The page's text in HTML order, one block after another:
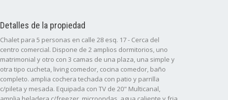
Detalles de la propiedad
Chalet para 5 personas en calle 28 esq. 17 - Cerca del
centro comercial. Dispone de 2 amplios dormitorios, uno
matrimonial y otro con 3 camas de una plaza, una simple y
otra tipo cucheta, living comedor, cocina comedor, baño
completo. amplia cochera techada con patio y parrilla
c/pileta y mesada. Equipada con TV de 20" Multicanal,